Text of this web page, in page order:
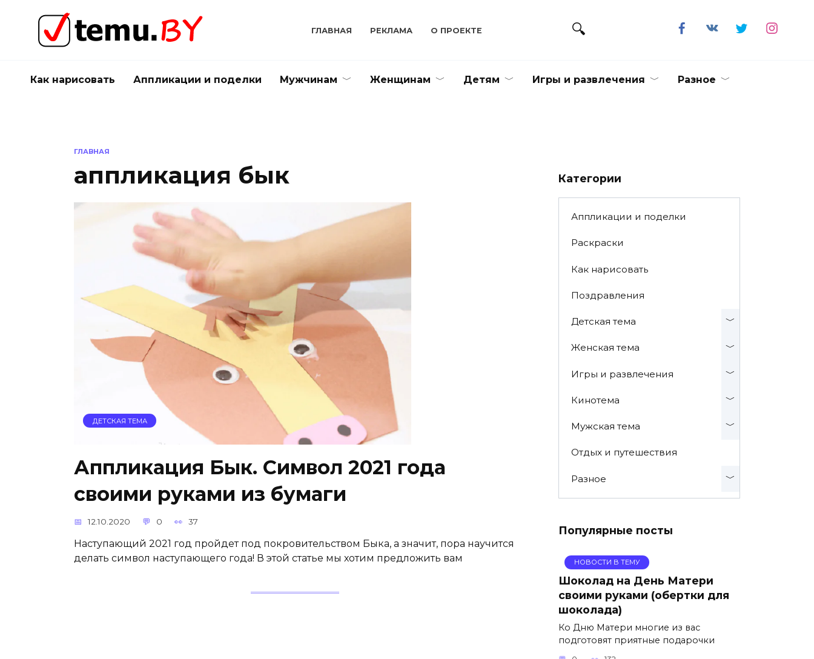
содержанию
ГЛАВНАЯ РЕКЛАМА О ПРОЕКТЕ
Как нарисовать Аппликации и поделки Мужчинам Женщинам Детям Игры и развлечения Разное
ГЛАВНАЯ
аппликация бык
ДЕТСКАЯ ТЕМА
Аппликация Бык. Символ 2021 года
своими руками из бумаги
12.10.2020 0 37
Наступающий 2021 год пройдет под покровительством Быка, а значит, пора научится
делать символ наступающего года! В этой статье мы хотим предложить вам
Категории
Аппликации и поделки
Раскраски
Как нарисовать
Поздравления
Детская тема
Женская тема
Игры и развлечения
Кинотема
Мужская тема
Отдых и путешествия
Разное
Популярные посты
НОВОСТИ В ТЕМУ
Шоколад на День Матери
своими руками (обертки для
шоколада)
Ко Дню Матери многие из вас
подготовят приятные подарочки